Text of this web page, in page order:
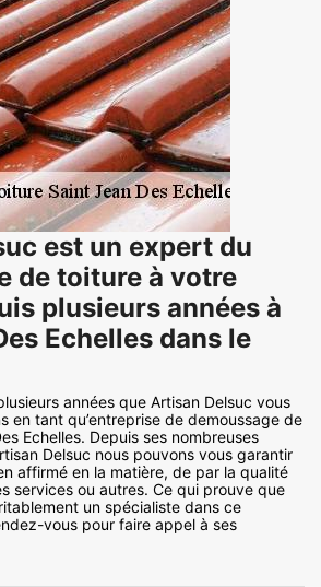
est un expert du
de toiture à votre
plusieurs années à
Echelles dans le
années que Artisan Delsuc vous
en tant qu’entreprise de demoussage de
Echelles. Depuis ses nombreuses
Delsuc nous pouvons vous garantir
affirmé en la matière, de par la qualité
services ou autres. Ce qui prouve que
un spécialiste dans ce
vous pour faire appel à ses